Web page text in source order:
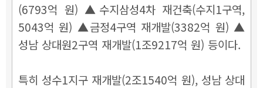
(6793억 원) ▲수지삼성4차 재건축(수지1구역,
5043억 원) ▲금정4구역 재개발(3382억 원) ▲
성남 상대원2구역 재개발(1조9217억 원) 등이다.
특히 성수1지구 재개발(2조1540억 원), 성남 상대